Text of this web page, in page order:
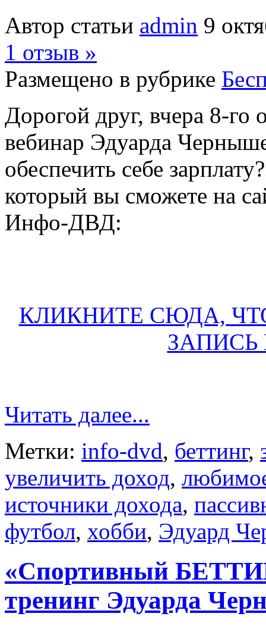
Автор статьи admin 9
1 отзыв »
Размещено в рубрике
Дорогой друг, вчера 8-го
вебинар Эдуарда
обеспечить себе
который вы сможете на
Инфо-ДВД:
КЛИКНИТЕ СЮДА,
ЗАПИСЬ
Читать далее...
Метки: info-dvd, беттинг,
увеличить доход,
источники дохода,
футбол, хобби, Эдуард
«Спортивный
тренинг Эдуарда